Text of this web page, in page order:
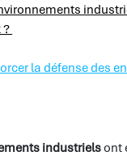
?
la défense des
industrielsont